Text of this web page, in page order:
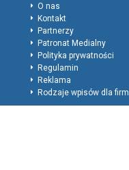
O nas
Kontakt
Partnerzy
Patronat Medialny
Polityka prywatności
Regulamin
Reklama
Rodzaje wpisów dla firm